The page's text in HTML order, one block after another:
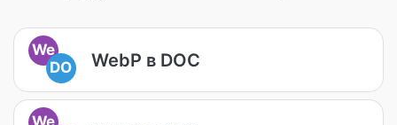
We
DO
WebP в DOC
We